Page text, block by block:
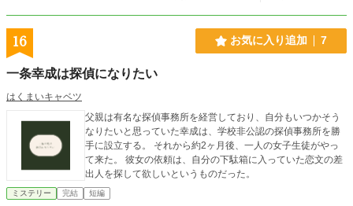
16 お気に入り追加 7
一条幸成は探偵になりたい
はくまいキャベツ
父親は有名な探偵事務所を経営しており、自分もいつかそう
なりたいと思っていた幸成は、学校非公認の探偵事務所を勝
手に設立する。 それから約2ヶ月後、一人の女子生徒がやっ
て来た。 彼女の依頼は、自分の下駄箱に入っていた恋文の差
出人を探して欲しいというものだった。
ミステリー 完結 短編